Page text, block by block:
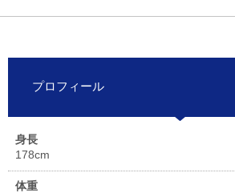
プロフィール
身長
178cm
体重